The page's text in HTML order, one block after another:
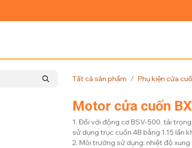
Tất cả sản phẩm Phụ kiện cửa
Motor cửa cuốn
1. Đối với động cơ BSV-500, tải
sử dụng trục cuốn 4B bằng 1.15 lần
2. Môi trường sử dụng: nhiệt độ